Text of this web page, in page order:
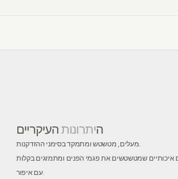
היתרונות העיקריים
איכותיים שמטשטשים את פגמי הפנים ומתמזגים בקלות
עם איפור.